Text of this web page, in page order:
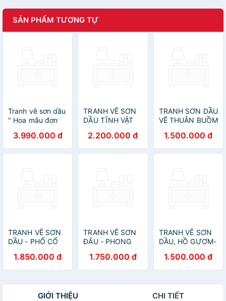
SẢN PHẨM TƯƠNG TỰ
Tranh vẽ sơn dầu
" Hoa mẫu đơn
3.990.000 đ
TRANH VẼ SƠN
DẦU TĨNH VẬT
ĐIỂN
2.200.000 đ
TRANH SƠN DẦU
VẼ THUÂN BUỒM
1.500.000 đ
TRANH VẼ SƠN
DẦU - PHỐ CỔ
1.850.000 đ
TRANH VẼ SƠN
ĐÂU - PHONG
BẮC BỘ
1.750.000 đ
TRANH VẼ SƠN
DẦU, HỒ GƯƠM-
1.500.000 đ
GIỚI THIỆU CHI TIẾT